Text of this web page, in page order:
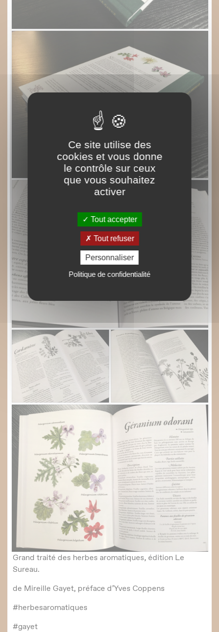
Ce site utilise des
cookies et vous donne
le contrôle sur ceux
que vous souhaitez
activer
Tout accepter
Tout refuser
Personnaliser
Politique de confidentialité